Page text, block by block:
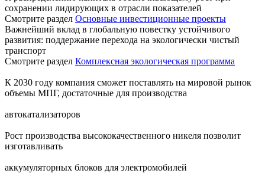
сохранении лидирующих в отрасли показателей
Смотрите раздел Основные инвестиционные проекты
Важнейший вклад в глобальную повестку устойчивого
развития: поддержание перехода на экологически чистый
транспорт
Смотрите раздел Комплексная экологическая программа
К 2030 году компания сможет поставлять на мировой рынок
объемы МПГ, достаточные для производства
автокатализаторов
Рост производства высококачественного никеля позволит
изготавливать
аккумуляторных блоков для электромобилей